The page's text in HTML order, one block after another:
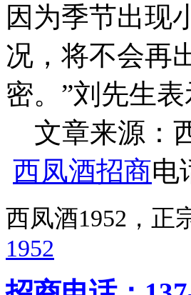
因为季节出现
况，将不会再
密。”刘先生表
文章来源：
西凤酒招商电
西凤酒1952，
1952